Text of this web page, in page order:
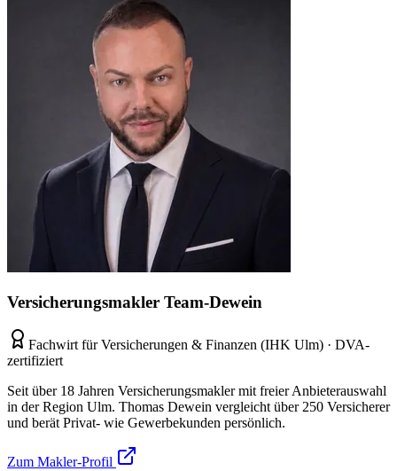
Versicherungsmakler Team-Dewein
Fachwirt für Versicherungen & Finanzen (IHK Ulm) · DVA-
zertifiziert
Seit über 18 Jahren Versicherungsmakler mit freier Anbieterauswahl
in der Region Ulm. Thomas Dewein vergleicht über 250 Versicherer
und berät Privat- wie Gewerbekunden persönlich.
Zum Makler-Profil